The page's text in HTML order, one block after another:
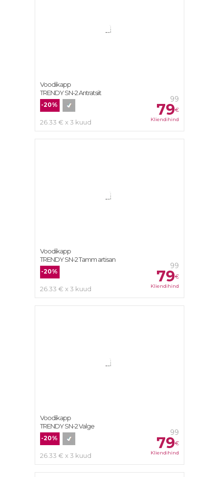
99
79€
Kliendihind
-20%
26.33 € x 3 kuud
Voodikapp
TRENDY SN-2 Antratsiit
99
79€
Kliendihind
-20%
26.33 € x 3 kuud
Voodikapp
TRENDY SN-2 Tamm artisan
99
79€
Kliendihind
-20%
26.33 € x 3 kuud
Voodikapp
TRENDY SN-2 Valge